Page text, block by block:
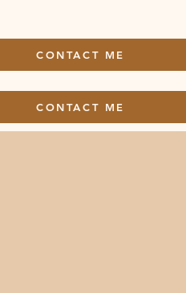
CONTACT ME
CONTACT ME